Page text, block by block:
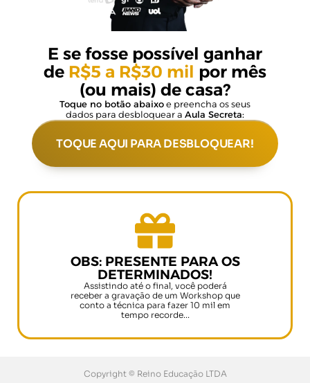
E se fosse possível ganhar
de R$5 a R$30 mil por mês
(ou mais) de casa?
Toque no botão abaixoe preencha os seus
dados para desbloquear a Aula Secreta:
TOQUE AQUI PARA DESBLOQUEAR!
OBS: PRESENTE PARA OS
DETERMINADOS!
Assistindo até o final, você poderá
receber a gravação de um Workshop que
conto a técnica para fazer 10 mil em
tempo recorde...
Copyright © Reino Educação LTDA